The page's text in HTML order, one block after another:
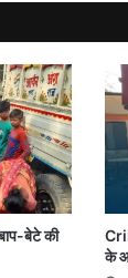
बेटे की
के